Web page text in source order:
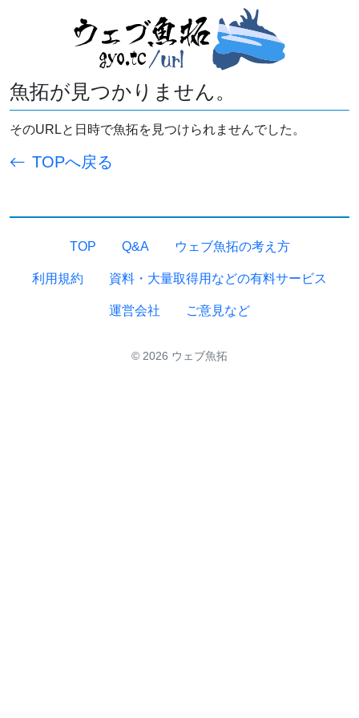
魚拓が見つかりません。
そのURLと日時で魚拓を見つけられませんでした。
TOPへ戻る
TOP Q&A ウェブ魚拓の考え方
利用規約 資料・大量取得用などの有料サービス
運営会社 ご意見など
© 2026 ウェブ魚拓